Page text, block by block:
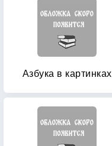
Азбука в картинках